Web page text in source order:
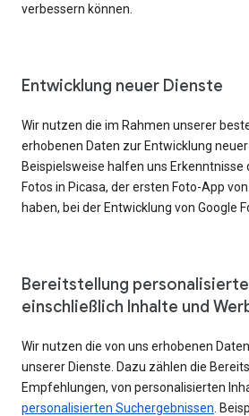
verbessern können.
Entwicklung neuer Dienste
Wir nutzen die im Rahmen unserer
erhobenen Daten zur Entwicklung neuer
Beispielsweise halfen uns Erkenntnisse
Fotos in Picasa, der ersten Foto-App
haben, bei der Entwicklung von Google
Bereitstellung
einschließlich Inhalte und
Wir nutzen die von uns erhobenen
unserer Dienste. Dazu zählen die
Empfehlungen, von personalisierten
personalisierten Suchergebnissen .